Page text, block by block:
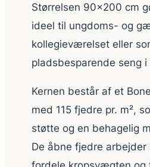
Størrelsen 90×200 cm
ideel til ungdoms- og
kollegieværelset eller
pladsbesparende seng
Kernen består af et
med 115 fjedre pr. m²,
støtte og en behagelig
De åbne fjedre arbejder